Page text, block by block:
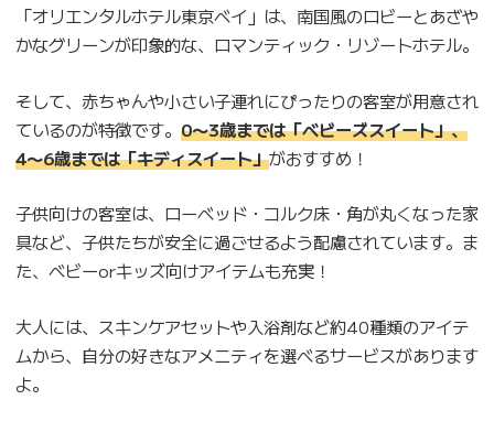
「オリエンタルホテル東京ベイ」は、南国風のロビーとあざや
かなグリーンが印象的な、ロマンティック・リゾートホテル。
そして、赤ちゃんや小さい子連れにぴったりの客室が用意され
ているのが特徴です。 0〜3歳までは「ベビーズスイート」、
4〜6歳までは「キディスイート」がおすすめ！
子供向けの客室は、ローベッド・コルク床・角が丸くなった家
具など、子供たちが安全に過ごせるよう配慮されています。ま
た、ベビーorキッズ向けアイテムも充実！
大人には、スキンケアセットや入浴剤など約40種類のアイテ
ムから、自分の好きなアメニティを選べるサービスがあります
よ。